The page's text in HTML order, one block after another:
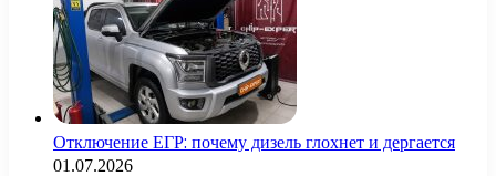
Отключение ЕГР: почему дизель глохнет и дергается
01.07.2026